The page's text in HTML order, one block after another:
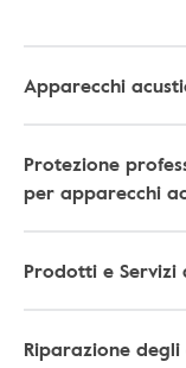
Apparecchi
Protezione
per apparecchi
Prodotti e
Riparazione